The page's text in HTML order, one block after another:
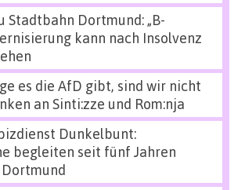
Stadtbahn Dortmund: „B-
kann nach Insolvenz
es die AfD gibt, sind wir nicht
an Sinti:zze und Rom:nja
Dunkelbunt:
begleiten seit fünf Jahren